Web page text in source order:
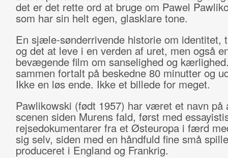
det er det rette ord at bruge om Pawel
som har sin helt egen, glasklare tone.
En sjæle-sønderrivende historie om identitet,
og det at leve i en verden af uret, men også
bevægende film om sanselighed og
sammen fortalt på beskedne 80 minutter og
Ikke en løs ende. Ikke et billede for meget.
Pawlikowski (født 1957) har været et navn på
scenen siden Murens fald, først med
rejsedokumentarer fra et Østeuropa i færd
sig selv, siden med en håndfuld fine små
produceret i England og Frankrig.